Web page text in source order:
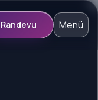
Randevu Menü